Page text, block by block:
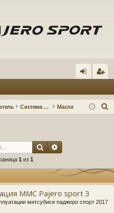
д ис
Система смазки Масла
Поиск
1 из 1
MMC Pajero sport 3
митсубиси паджеро спорт 2017